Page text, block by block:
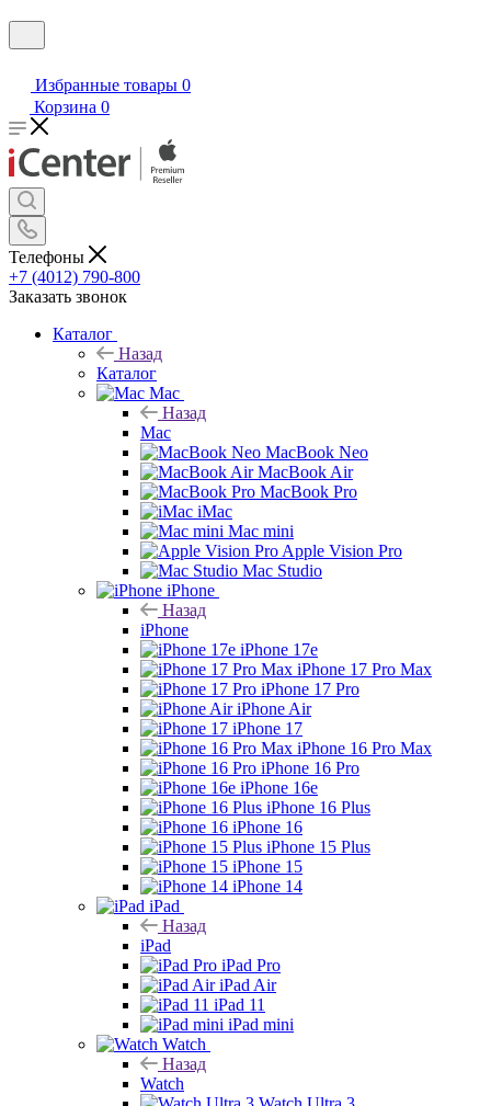
Избранные товары 0
Корзина 0
Телефоны
+7 (4012) 790-800
Заказать звонок
Каталог
Назад
Каталог
Mac
Назад
Mac
MacBook Neo
MacBook Air
MacBook Pro
iMac
Mac mini
Apple Vision Pro
Mac Studio
iPhone
Назад
iPhone
iPhone 17e
iPhone 17 Pro Max
iPhone 17 Pro
iPhone Air
iPhone 17
iPhone 16 Pro Max
iPhone 16 Pro
iPhone 16e
iPhone 16 Plus
iPhone 16
iPhone 15 Plus
iPhone 15
iPhone 14
iPad
Назад
iPad
iPad Pro
iPad Air
iPad 11
iPad mini
Watch
Назад
Watch